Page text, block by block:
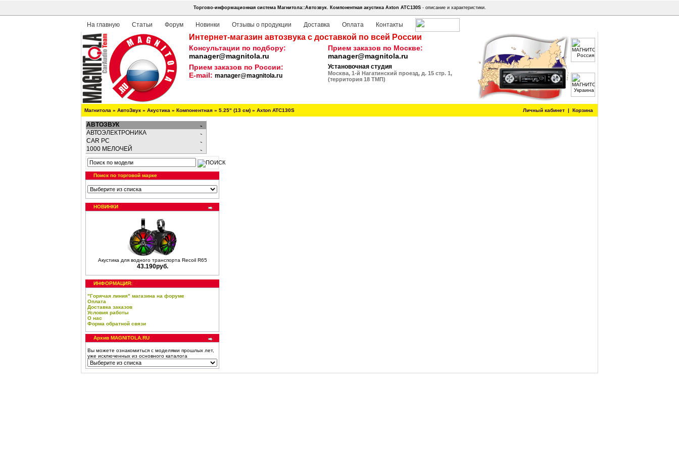
Торгово-информационная система Магнитола::Автозвук. Компонентная акустика Axton ATC130S- описание и характеристики.
На главную Статьи Форум Новинки Отзывы о продукции Доставка Оплата Контакты
Интернет-магазин автозвука с доставкой по всей России
Консультации по подбору:
manager@magnitola.ru
Прием заказов по Москве:
manager@magnitola.ru
Прием заказов по России:
E-mail: manager@magnitola.ru
Установочная студия
Москва, 1-й Нагатинский проезд, д. 15 стр. 1,
(территория 18 ТМП)
Магнитола » АвтоЗвук » Акустика » Компонентная » 5.25" (13 см) » Axton ATC130S Личный кабинет | Корзина
АВТОЗВУК
АВТОЭЛЕКТРОНИКА
CAR PC
1000 МЕЛОЧЕЙ
Поиск по торговой марке
НОВИНКИ
Акустика для водного транспорта Recoil R65
43.190руб.
ИНФОРМАЦИЯ:
"Горячая линия" магазина на форуме
Оплата
Доставка заказов
Условия работы
О нас
Форма обратной связи
Архив MAGNITOLA.RU
Вы можете ознакомиться с моделями прошлых лет,
уже исключенных из основного каталога